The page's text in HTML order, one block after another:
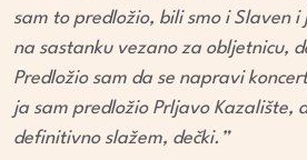
sam to predložio, bili smo i Slaven
na sastanku vezano za obljetnicu,
Predložio sam da se napravi
ja sam predložio Prljavo Kazalište,
definitivno slažem, dečki.”